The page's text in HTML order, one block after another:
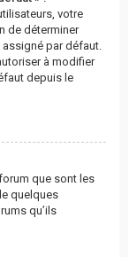
votre
de déterminer
assigné par défaut.
à modifier
depuis le
que sont les
quelques
qu’ils